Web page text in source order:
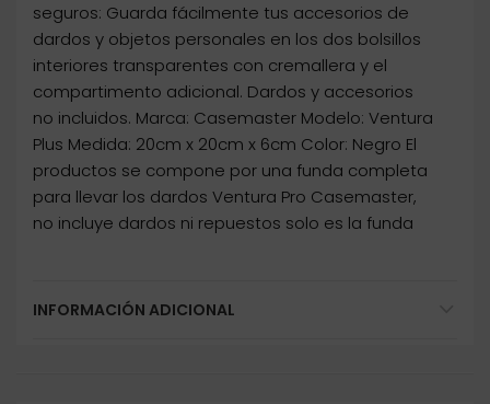
seguros: Guarda fácilmente tus accesorios de
dardos y objetos personales en los dos bolsillos
interiores transparentes con cremallera y el
compartimento adicional. Dardos y accesorios
no incluidos. Marca: Casemaster Modelo: Ventura
Plus Medida: 20cm x 20cm x 6cm Color: Negro El
productos se compone por una funda completa
para llevar los dardos Ventura Pro Casemaster,
no incluye dardos ni repuestos solo es la funda
INFORMACIÓN ADICIONAL